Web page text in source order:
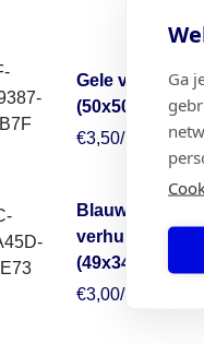
Ga
Gele
(50x50x30)
€3,50/Stuk
Blauwe
verhuisdoos
(49x34x38)
€3,00/Stuk